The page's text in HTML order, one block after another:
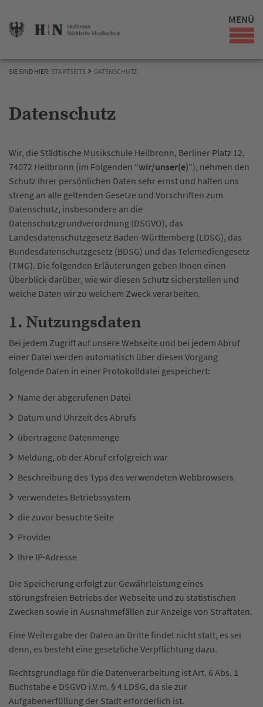
MENÜ
SIE SIND HIER: STARTSEITE DATENSCHUTZ
Datenschutz
Wir, die Städtische Musikschule Heilbronn, Berliner Platz 12,
74072 Heilbronn (im Folgenden “wir/unser(e)"), nehmen den
Schutz Ihrer persönlichen Daten sehr ernst und halten uns
streng an alle geltenden Gesetze und Vorschriften zum
Datenschutz, insbesondere an die
Datenschutzgrundverordnung (DSGVO), das
Landesdatenschutzgesetz Baden-Württemberg (LDSG), das
Bundesdatenschutzgesetz (BDSG) und das Telemediengesetz
(TMG). Die folgenden Erläuterungen geben Ihnen einen
Überblick darüber, wie wir diesen Schutz sicherstellen und
welche Daten wir zu welchem Zweck verarbeiten.
1. Nutzungsdaten
Bei jedem Zugriff auf unsere Webseite und bei jedem Abruf
einer Datei werden automatisch über diesen Vorgang
folgende Daten in einer Protokolldatei gespeichert:
Name der abgerufenen Datei
Datum und Uhrzeit des Abrufs
übertragene Datenmenge
Meldung, ob der Abruf erfolgreich war
Beschreibung des Typs des verwendeten Webbrowsers
verwendetes Betriebssystem
die zuvor besuchte Seite
Provider
Ihre IP-Adresse
Die Speicherung erfolgt zur Gewährleistung eines
störungsfreien Betriebs der Webseite und zu statistischen
Zwecken sowie in Ausnahmefällen zur Anzeige von Straftaten.
Eine Weitergabe der Daten an Dritte findet nicht statt, es sei
denn, es besteht eine gesetzliche Verpflichtung dazu.
Rechtsgrundlage für die Datenverarbeitung ist Art. 6 Abs. 1
Buchstabe e DSGVO i.V.m. § 4 LDSG, da sie zur
Aufgabenerfüllung der Stadt erforderlich ist.